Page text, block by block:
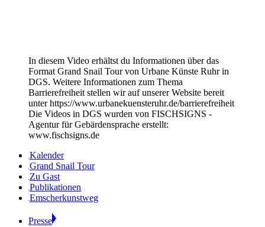
In diesem Video erhältst du Informationen über das
Format Grand Snail Tour von Urbane Künste Ruhr in
DGS. Weitere Informationen zum Thema
Barrierefreiheit stellen wir auf unserer Website bereit
unter https://www.urbanekuensteruhr.de/barrierefreiheit
Die Videos in DGS wurden von FISCHSIGNS -
Agentur für Gebärdensprache erstellt:
www.fischsigns.de
Kalender
Grand Snail Tour
Zu Gast
Publikationen
Emscherkunstweg
Presse